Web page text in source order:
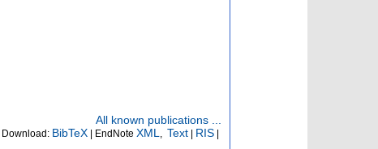
All known publications ...
Download: BibTeX | EndNote XML Text | RIS |